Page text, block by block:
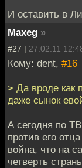
И оставить в
Maxeg »
#27 | 27.02.11
Кому: dent, #16
> Да вроде как
даже сынок
А сегодня по
против его
война, что на
четверть